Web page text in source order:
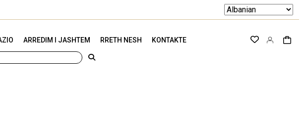
ARREDIM I JASHTEM RRETH NESH KONTAKTE